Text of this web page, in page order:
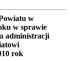
w
w sprawie
administracji
rok